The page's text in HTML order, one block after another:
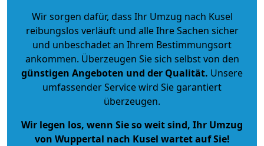
Wir sorgen dafür, dass Ihr Umzug nach Kusel
reibungslos verläuft und alle Ihre Sachen sicher
und unbeschadet an Ihrem Bestimmungsort
ankommen. Überzeugen Sie sich selbst von den
günstigen Angeboten und der Qualität. Unsere
umfassender Service wird Sie garantiert
überzeugen.
Wir legen los, wenn Sie so weit sind, Ihr Umzug
von Wuppertal nach Kusel wartet auf Sie!